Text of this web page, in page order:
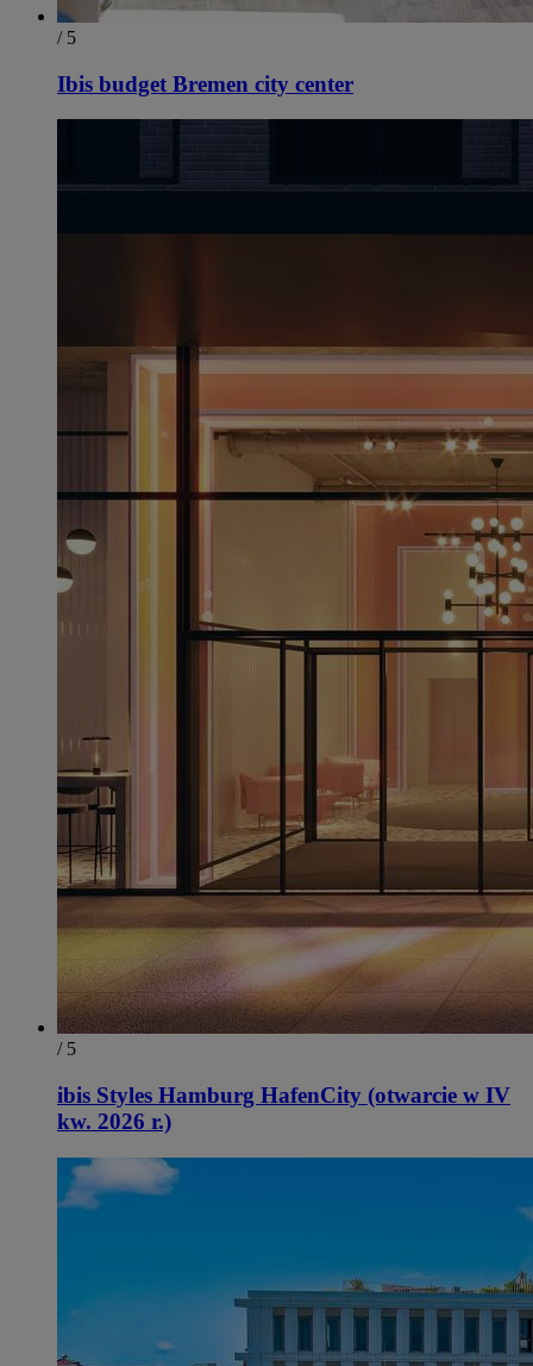
/ 5
Ibis budget Bremen city center
/ 5
ibis Styles Hamburg HafenCity (otwarcie w IV
kw. 2026 r.)